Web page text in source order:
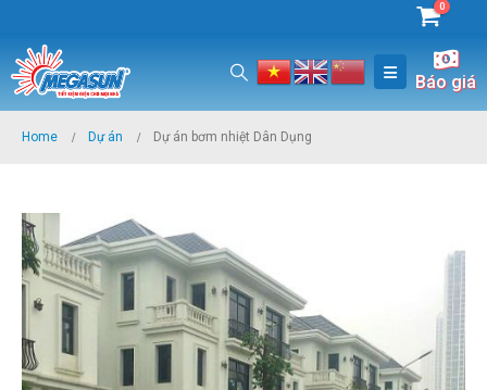
0
Báo giá
Home Dự án Dự án bơm nhiệt Dân Dụng